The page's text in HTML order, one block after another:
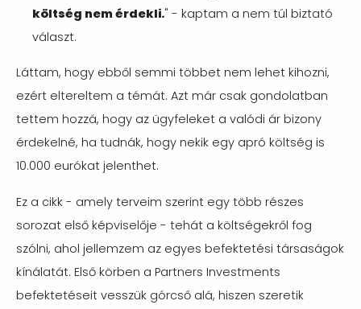
költség nem érdekli." - kaptam a nem túl biztató
választ.
Láttam, hogy ebből semmi többet nem lehet kihozni,
ezért eltereltem a témát. Azt már csak gondolatban
tettem hozzá, hogy az ügyfeleket a valódi ár bizony
érdekelné, ha tudnák, hogy nekik egy apró költség is
10.000 eurókat jelenthet.
Ez a cikk - amely terveim szerint egy több részes
sorozat első képviselője - tehát a költségekről fog
szólni, ahol jellemzem az egyes befektetési társaságok
kínálatát. Első körben a Partners Investments
befektetéseit vesszük górcső alá, hiszen szeretik